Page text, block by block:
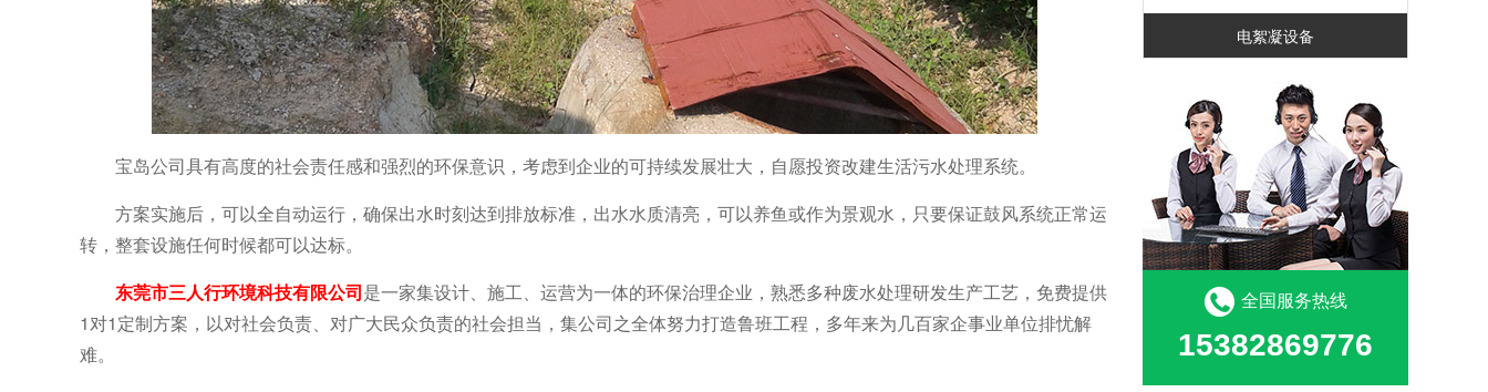
宝岛公司具有高度的社会责任感和强烈的环保意识，考虑到企业的可持续发展壮大，自愿投资改建生活污水处理系统。
方案实施后，可以全自动运行，确保出水时刻达到排放标准，出水水质清亮，可以养鱼或作为景观水，只要保证鼓风系统正常运
转，整套设施任何时候都可以达标。
东莞市三人行环境科技有限公司是一家集设计、施工、运营为一体的环保治理企业，熟悉多种废水处理研发生产工艺，免费提供
1对1定制方案，以对社会负责、对广大民众负责的社会担当，集公司之全体努力打造鲁班工程，多年来为几百家企事业单位排忧解
难。
电絮凝设备
全国服务热线
15382869776